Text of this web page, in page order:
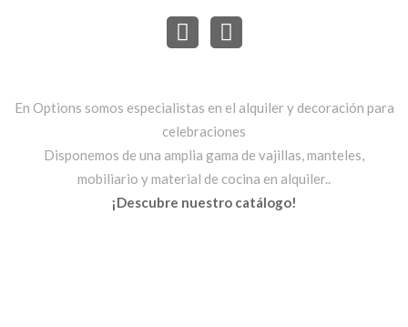
En Options somos especialistas en el alquiler y decoración para
celebraciones
Disponemos de una amplia gama de vajillas, manteles,
mobiliario y material de cocina en alquiler..
¡Descubre nuestro catálogo!